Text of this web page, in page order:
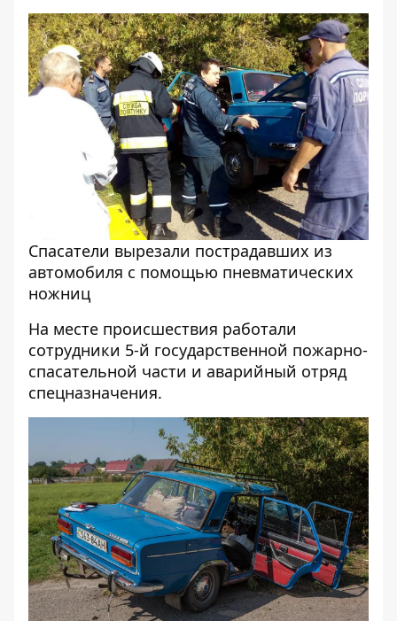
Спасатели вырезали пострадавших из
автомобиля с помощью пневматических
ножниц
На месте происшествия работали
сотрудники 5-й государственной пожарно-
спасательной части и аварийный отряд
спецназначения.